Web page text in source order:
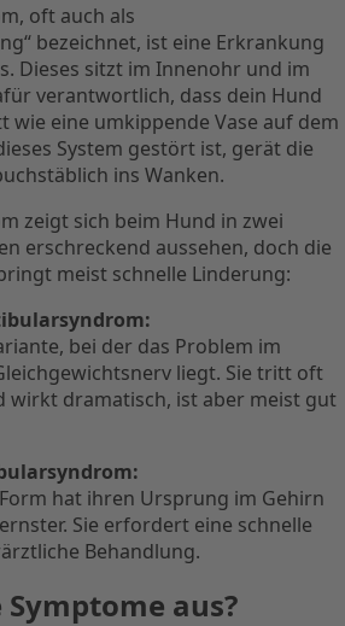
oft auch als
bezeichnet, ist eine Erkrankung
Dieses sitzt im Innenohr und im
verantwortlich, dass dein Hund
wie eine umkippende Vase auf dem
System gestört ist, gerät die
ins Wanken.
zeigt sich beim Hund in zwei
erschreckend aussehen, doch die
meist schnelle Linderung:
bei der das Problem im
liegt. Sie tritt oft
wirkt dramatisch, ist aber meist gut
hat ihren Ursprung im Gehirn
Sie erfordert eine schnelle
Behandlung.
aus?